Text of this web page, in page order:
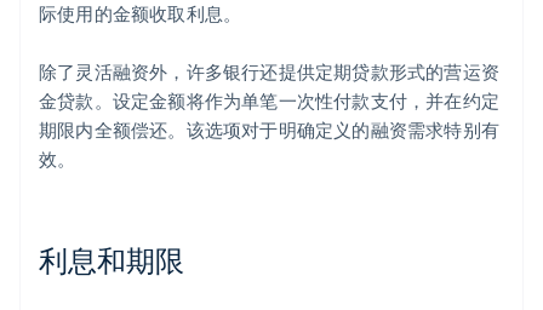
际使用的金额收取利息。
除了灵活融资外，许多银行还提供定期贷款形式的营运资
金贷款。设定金额将作为单笔一次性付款支付，并在约定
期限内全额偿还。该选项对于明确定义的融资需求特别有
效。
利息和期限